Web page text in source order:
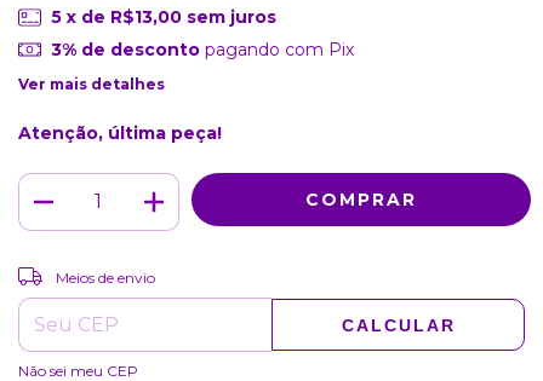
5 x de R$13,00 sem juros
3% de descontopagando com Pix
Ver mais detalhes
Atenção, última peça!
Entregas para o CEP:
Meios de envio
CALCULAR
Não sei meu CEP